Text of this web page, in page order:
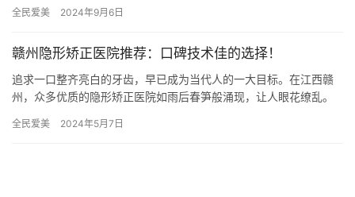
悉，北京…
全民爱美 2024年9月6日
赣州隐形矫正医院推荐：口碑技术佳的选择！
追求一口整齐亮白的牙齿，早已成为当代人的一大目标。在江西赣
州，众多优质的隐形矫正医院如雨后春笋般涌现，让人眼花缭乱。
州人…
全民爱美 2024年5月7日